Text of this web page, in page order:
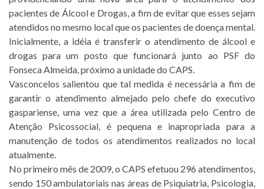
pacientes de Álcool e Drogas, a fim de evitar que esses sejam
atendidos no mesmo local que os pacientes de doença mental.
Inicialmente, a idéia é transferir o atendimento de álcool e
drogas para um posto que funcionará junto ao PSF do
Fonseca Almeida, próximo a unidade do CAPS.
Vasconcelos salientou que tal medida é necessária a fim de
garantir o atendimento almejado pelo chefe do executivo
gaspariense, uma vez que a área utilizada pelo Centro de
Atenção Psicossocial, é pequena e inapropriada para a
manutenção de todos os atendimentos realizados no local
atualmente.
No primeiro mês de 2009, o CAPS efetuou 296 atendimentos,
sendo 150 ambulatoriais nas áreas de Psiquiatria, Psicologia,